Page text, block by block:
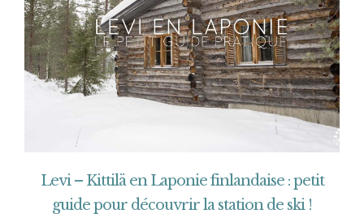
Levi – Kittilä en Laponie finlandaise : petit
guide pour découvrir la station de ski !